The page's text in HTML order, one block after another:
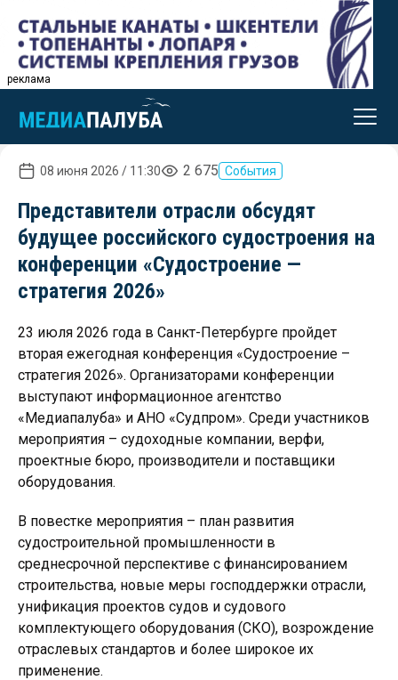
реклама
08 июня 2026 / 11:30 2 675 События
Представители отрасли обсудят
будущее российского судостроения на
конференции «Судостроение —
стратегия 2026»
23 июля 2026 года в Санкт-Петербурге пройдет
вторая ежегодная конференция «Судостроение –
стратегия 2026». Организаторами конференции
выступают информационное агентство
«Медиапалуба» и АНО «Судпром». Среди участников
мероприятия – судоходные компании, верфи,
проектные бюро, производители и поставщики
оборудования.
В повестке мероприятия – план развития
судостроительной промышленности в
среднесрочной перспективе с финансированием
строительства, новые меры господдержки отрасли,
унификация проектов судов и судового
комплектующего оборудования (СКО), возрождение
отраслевых стандартов и более широкое их
применение.